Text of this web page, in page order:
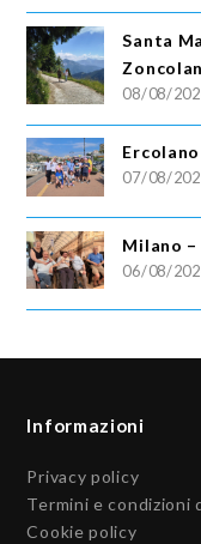
Santa
Zoncolan
08/08/
07/08/
Milano
06/08/
Informazioni
Privacy policy
Termini e condizioni
Cookie policy